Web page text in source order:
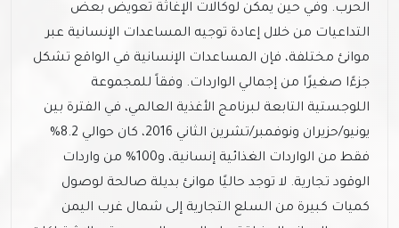
الحرب. وفي حين يمكن لوكالات الإغاثة تعويض بعض
التداعيات من خلال إعادة توجيه المساعدات الإنسانية عبر
موانئ مختلفة، فإن المساعدات الإنسانية في الواقع تشكل
جزءًا صغيرًا من إجمالي الواردات. وفقاً للمجموعة
اللوجستية التابعة لبرنامج الأغذية العالمي، في الفترة بين
يونيو/حزيران ونوفمبر/تشرين الثاني 2016، كان حوالي 8.2%
فقط من الواردات الغذائية إنسانية، و100% من واردات
الوقود تجارية. لا توجد حاليًا موانئ بديلة صالحة لوصول
كميات كبيرة من السلع التجارية إلى شمال غرب اليمن